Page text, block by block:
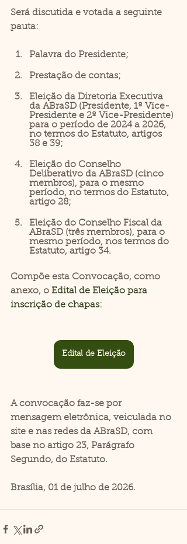
Será discutida e votada a seguinte
pauta:
Palavra do Presidente;
Prestação de contas;
Eleição da Diretoria Executiva
da ABraSD (Presidente, 1º Vice-
Presidente e 2º Vice-Presidente)
para o período de 2024 a 2026,
no termos do Estatuto, artigos
38 e 39;
Eleição do Conselho
Deliberativo da ABraSD (cinco
membros), para o mesmo
período, no termos do Estatuto,
artigo 28;
Eleição do Conselho Fiscal da
ABraSD (três membros), para o
mesmo período, nos termos do
Estatuto, artigo 34.
Compõe esta Convocação, como
anexo, o Edital de Eleição para
inscrição de chapas:
Edital de Eleição
A convocação faz-se por
mensagem eletrônica, veiculada no
site e nas redes da ABraSD, com
base no artigo 23, Parágrafo
Segundo, do Estatuto.
Brasília, 01 de julho de 2026.